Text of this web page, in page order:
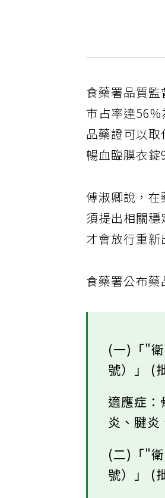
食藥署品質
市占率達
品藥證可以
暢血臨膜衣錠
傅淑卿說，
須提出相關
才會放行重新
食藥署公布藥
(一)「"
號）」 (
適應症
炎、腱炎
(二)「"
號）」 (